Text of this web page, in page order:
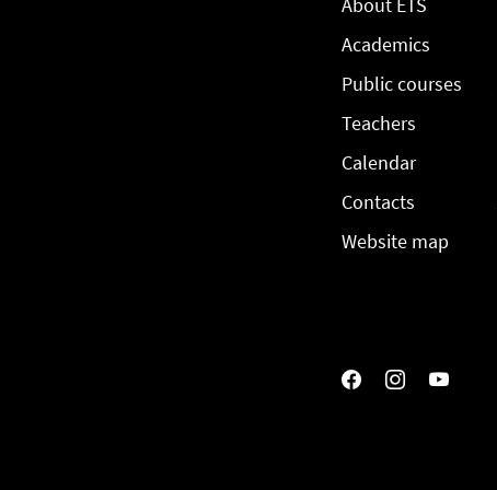
About ETS
Academics
Public courses
Teachers
Calendar
Contacts
Website map